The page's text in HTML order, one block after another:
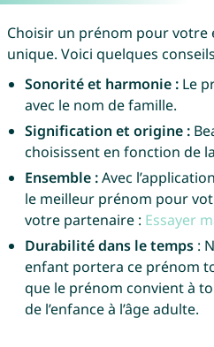
Choisir un prénom pour
unique. Voici quelques
Sonorité et harmonie :Le
avec le nom de famille.
Signification et origine :
choisissent en fonction de
Ensemble :Avec
le meilleur prénom pour
votre partenaire : Essayer
Durabilité dans le temps:
enfant portera ce prénom
que le prénom convient à
de l’enfance à l’âge adulte.